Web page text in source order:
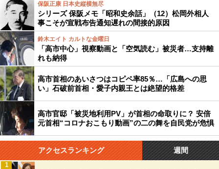
保阪正康 日本史縦横無尽
シリーズ 保阪メモ「昭和史余話」（12）松岡外相人
事こそが宣戦布告通知遅れの間接的原因
鈴木エイト カルトな金曜日
「高市中心」視察動画と「空気読む」被災者…支持離
れも納得
高市首相のあいさつはコピペ率85％…「広島への思
い」石破前首相・愛子内親王とは絶望的格差
高市官邸「被災地利用PV」が首相の命取りに？ 安倍
元首相“コロナおこもり動画”の二の舞を自民党が危惧
アクセスランキング 週間
1